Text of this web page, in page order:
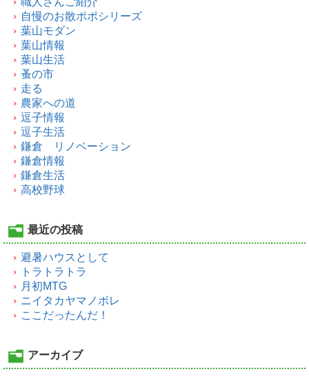
自慢のお散ポポシリーズ
葉山モダン
葉山情報
葉山生活
蚤の市
走る
農家への道
逗子情報
逗子生活
鎌倉 リノベーション
鎌倉情報
鎌倉生活
高校野球
最近の投稿
避暑ハウスとして
トラトラトラ
月初MTG
ニイタカヤマノボレ
ここだったんだ！
アーカイブ